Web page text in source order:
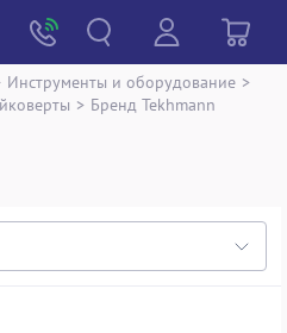
Инструменты и оборудование >
> Бренд Tekhmann